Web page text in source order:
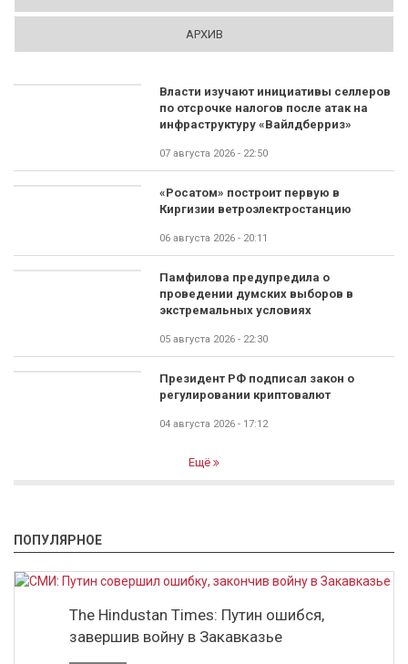
АРХИВ
Власти изучают инициативы селлеров
по отсрочке налогов после атак на
инфраструктуру «Вайлдберриз»
07 августа 2026 - 22:50
«Росатом» построит первую в
Киргизии ветроэлектростанцию
06 августа 2026 - 20:11
Памфилова предупредила о
проведении думских выборов в
экстремальных условиях
05 августа 2026 - 22:30
Президент РФ подписал закон о
регулировании криптовалют
04 августа 2026 - 17:12
Ещё
ПОПУЛЯРНОЕ
The Hindustan Times: Путин ошибся,
завершив войну в Закавказье